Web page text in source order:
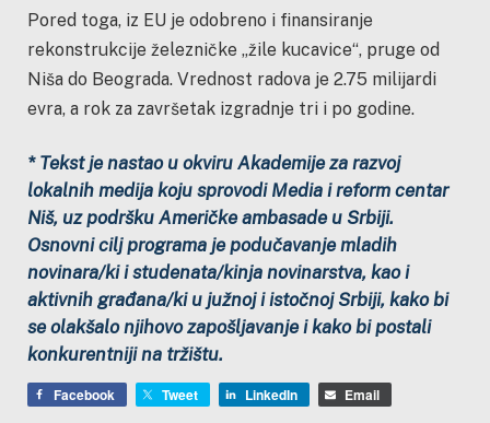
Pored toga, iz EU je odobreno i finansiranje
rekonstrukcije železničke „žile kucavice“, pruge od
Niša do Beograda. Vrednost radova je 2.75 milijardi
evra, a rok za završetak izgradnje tri i po godine.
* Tekst je nastao u okviru Akademije za razvoj
lokalnih medija koju sprovodi Media i reform centar
Niš, uz podršku Američke ambasade u Srbiji.
Osnovni cilj programa je podučavanje mladih
novinara/ki i studenata/kinja novinarstva, kao i
aktivnih građana/ki u južnoj i istočnoj Srbiji, kako bi
se olakšalo njihovo zapošljavanje i kako bi postali
konkurentniji na tržištu.
Facebook Tweet LinkedIn Email